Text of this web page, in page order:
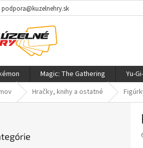
podpora@kuzelnehry.sk
Magic: The Gathering Yu-
Hračky, knihy a ostatné